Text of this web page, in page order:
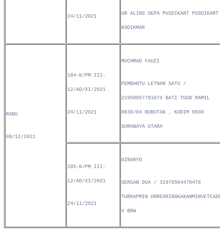
24/11/2021
UR ALINS SEPA PUSDIKART PUSDIKART
KODIKMAR
RABU
08/12/2021
184-K/PM.III-
12/AD/XI/2021
24/11/2021
MUCHMAD FAUZI
PEMBANTU LETNAN SATU /
21950057781074 BATI TUUD RAMIL
0830/04 BUBUTAN , KODIM 0830
SURABAYA UTARA
185-K/PM.III-
12/AD/XI/2021
24/11/2021
GINARYO
SERSAN DUA / 31970564470476
TURKAPMIN
V BRW